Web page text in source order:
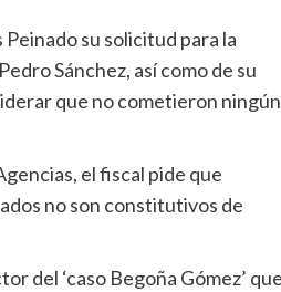
Sánchez, así como de su
que no cometieron ningún
no son constitutivos de